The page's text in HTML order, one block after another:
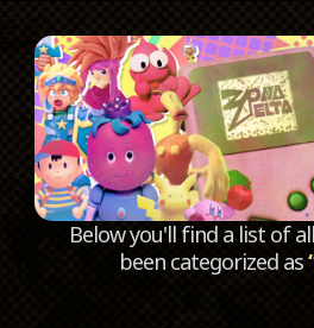
Below you'll find a list of
been categorized as